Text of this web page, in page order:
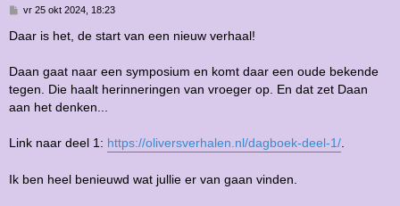
B
r
i
t
vr 25 okt 2024, 18:23
Daar is het, de start van een nieuw verhaal!
Daan gaat naar een symposium en komt daar een oude bekende
tegen. Die haalt herinneringen van vroeger op. En dat zet Daan
aan het denken...
Link naar deel 1: https://oliversverhalen.nl/dagboek-deel-1/
Ik ben heel benieuwd wat jullie er van gaan vinden.